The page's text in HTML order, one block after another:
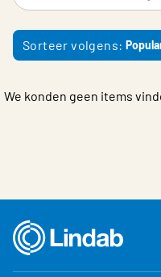
Sorteer volgens:
We konden geen items